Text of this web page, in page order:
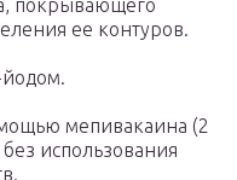
покрывающего
ее контуров.
мепивакаина (2
использования